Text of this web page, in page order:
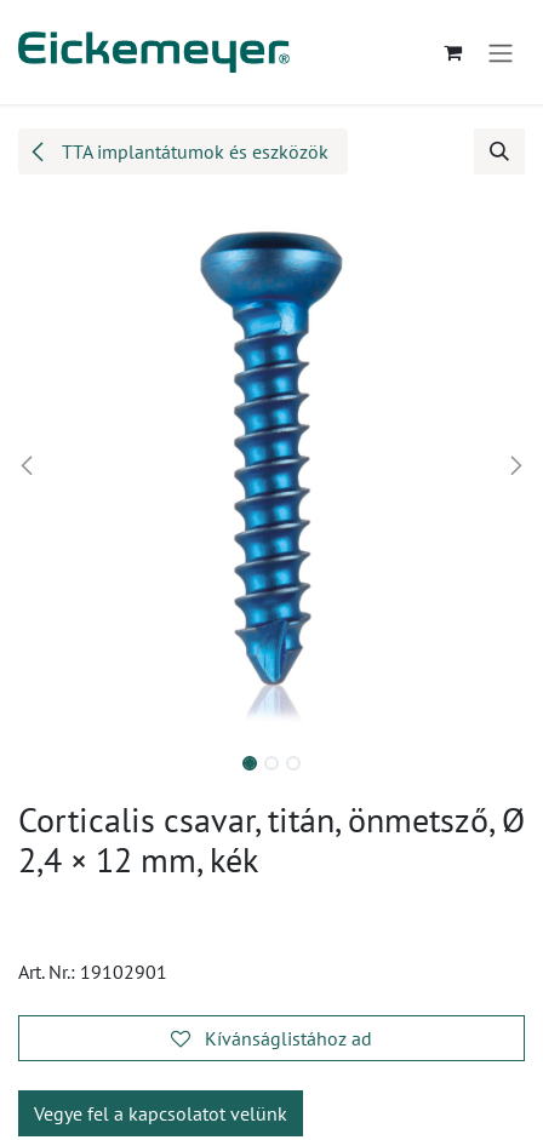
TTA implantátumok és eszközök
Corticalis csavar, titán, önmetsző, Ø
2,4 × 12 mm, kék
Art. Nr.: 19102901
Kívánságlistához ad
Vegye fel a kapcsolatot velünk